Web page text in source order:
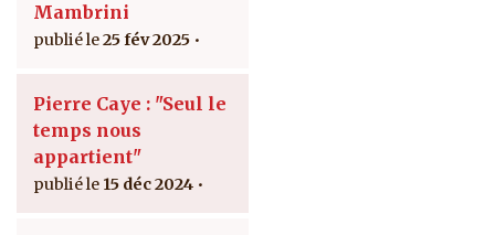
Mambrini
25 fév 2025
Pierre Caye : "Seul le
temps nous
appartient"
15 déc 2024